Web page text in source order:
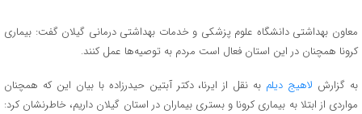
معاون بهداشتی دانشگاه علوم پزشکی و خدمات بهداشتی درمانی گیلان گفت: بیماری
کرونا همچنان در این استان فعال است مردم به توصیه‌ها عمل کنند.
به گزارش لاهیج دیلم به نقل از ایرنا، دکتر آبتین حیدرزاده با بیان این که همچنان
مواردی از ابتلا به بیماری کرونا و بستری بیماران در استان گیلان داریم، خاطرنشان کرد: